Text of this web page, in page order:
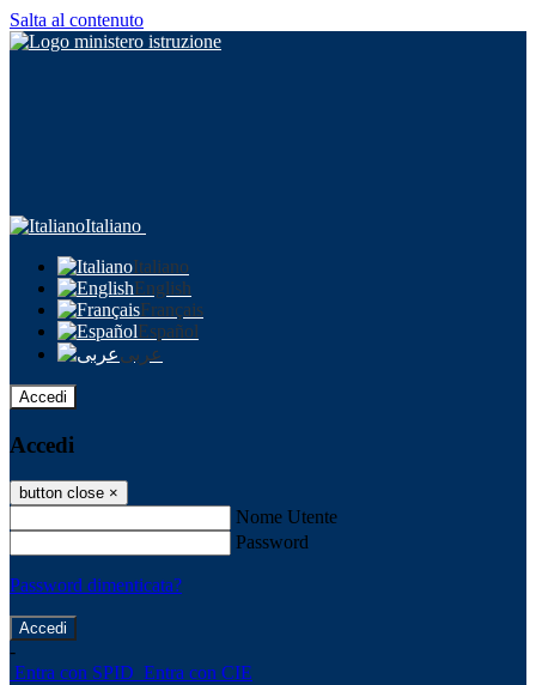
Salta al contenuto
Italiano
Italiano
English
Français
Español
عربى
Accedi
Accedi
button close ×
Nome Utente
Password
Password dimenticata?
-
Entra con SPID Entra con CIE